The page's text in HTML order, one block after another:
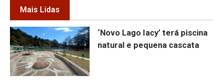
Mais Lidas
‘Novo Lago Iacy’ terá piscina
natural e pequena cascata